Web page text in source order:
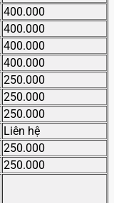
400.000
400.000
400.000
400.000
250.000
250.000
250.000
Liên hệ
250.000
250.000